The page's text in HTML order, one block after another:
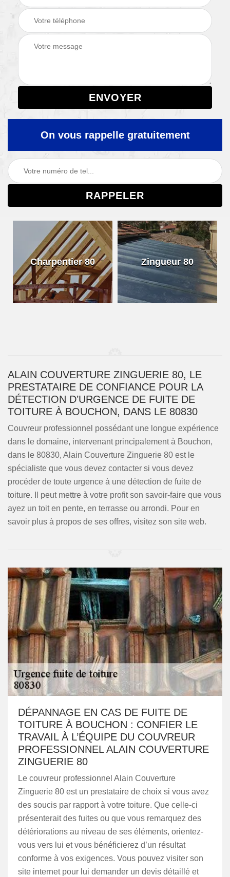
On vous rappelle gratuitement
Charpentier 80 Zingueur 80
ALAIN COUVERTURE ZINGUERIE 80, LE
PRESTATAIRE DE CONFIANCE POUR LA
DÉTECTION D’URGENCE DE FUITE DE
TOITURE À BOUCHON, DANS LE 80830
Couvreur professionnel possédant une longue expérience
dans le domaine, intervenant principalement à Bouchon,
dans le 80830, Alain Couverture Zinguerie 80 est le
spécialiste que vous devez contacter si vous devez
procéder de toute urgence à une détection de fuite de
toiture. Il peut mettre à votre profit son savoir-faire que vous
ayez un toit en pente, en terrasse ou arrondi. Pour en
savoir plus à propos de ses offres, visitez son site web.
DÉPANNAGE EN CAS DE FUITE DE
TOITURE À BOUCHON : CONFIER LE
TRAVAIL À L’ÉQUIPE DU COUVREUR
PROFESSIONNEL ALAIN COUVERTURE
ZINGUERIE 80
Le couvreur professionnel Alain Couverture
Zinguerie 80 est un prestataire de choix si vous avez
des soucis par rapport à votre toiture. Que celle-ci
présenterait des fuites ou que vous remarquez des
détériorations au niveau de ses éléments, orientez-
vous vers lui et vous bénéficierez d’un résultat
conforme à vos exigences. Vous pouvez visiter son
site internet pour lui demander un devis détaillé et